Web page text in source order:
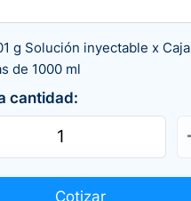
g Solución inyectable x Caja
de 1000 ml
cantidad:
Cotizar